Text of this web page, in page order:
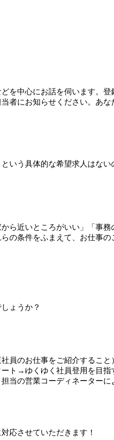
を中心にお話を伺います。
者にお知らせください。あ
いう具体的な希望求人はな
ら近いところがいい」「事
らの条件をふまえて、お仕事の
ょうか？
員のお仕事をご紹介すること
ト→ゆく ゆく社員登用を目
当の営業コーディネーター
応させていただきます！